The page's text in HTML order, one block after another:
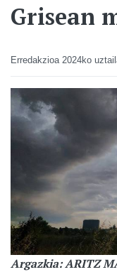
Grisean
Erredakzioa 2024ko
Argazkia: ARITZ